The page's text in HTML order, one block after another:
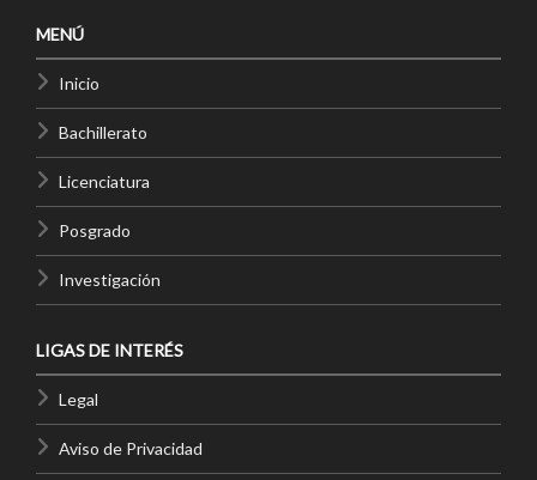
MENÚ
Inicio
Bachillerato
Licenciatura
Posgrado
Investigación
LIGAS DE INTERÉS
Legal
Aviso de Privacidad